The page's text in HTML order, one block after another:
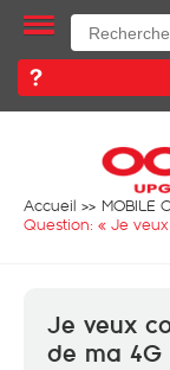
Accueil
MOBILE
Question: « Je
Je veux
de ma 4G